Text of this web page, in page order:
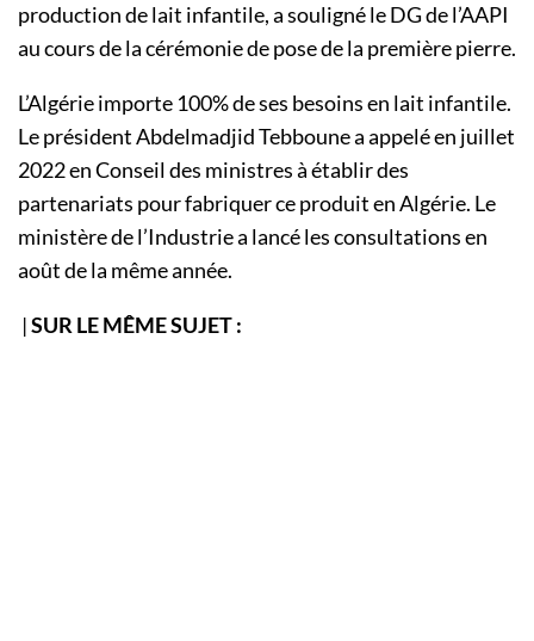
production de lait infantile, a souligné le DG de l’AAPI
au cours de la cérémonie de pose de la première pierre.
L’Algérie importe 100% de ses besoins en lait infantile.
Le président Abdelmadjid Tebboune a appelé en juillet
2022 en Conseil des ministres à établir des
partenariats pour fabriquer ce produit en Algérie. Le
ministère de l’Industrie a lancé les consultations en
août de la même année.
|SUR LE MÊME SUJET :